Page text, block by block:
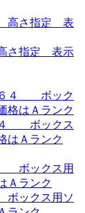
さ指定 表示
４ ボックス
はＡランク
ックス用ソ